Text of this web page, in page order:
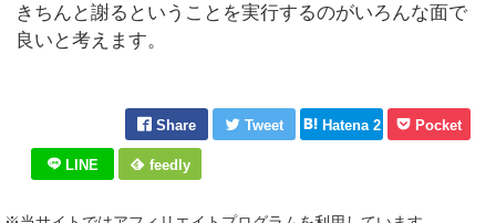
きちんと謝るということを実行するのがいろんな面で
良いと考えます。
Share Tweet Hatena 2 Pocket
LINE feedly